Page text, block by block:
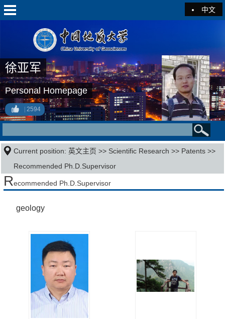
中文
徐亚军
Personal Homepage
2594
Current position:英文主页 >> Scientific Research >> Patents >>
Recommended Ph.D.Supervisor
Recommended Ph.D.Supervisor
geology